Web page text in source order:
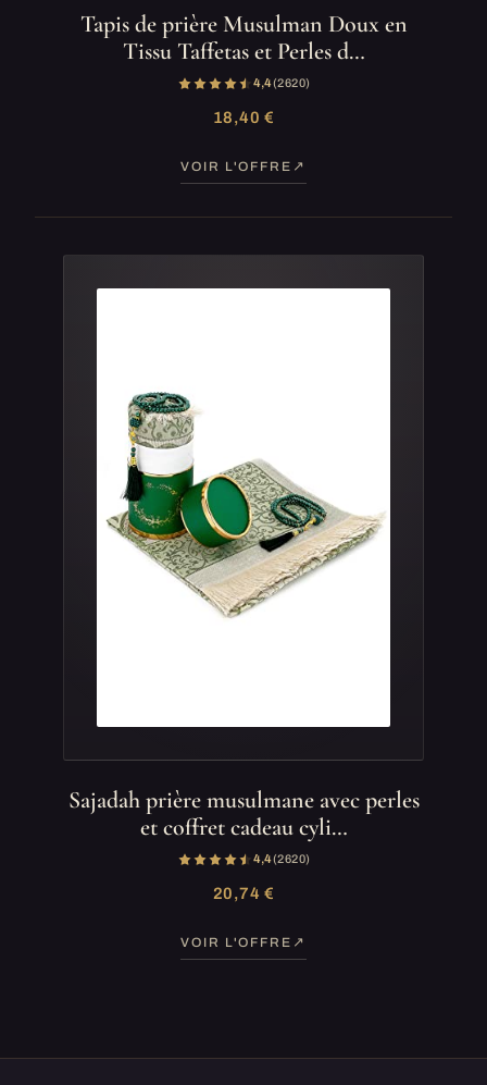
Tapis de prière Musulman Doux en
Tissu Taffetas et Perles d…
4,4(2 620)
18,40 €
VOIR L'OFFRE
Sajadah prière musulmane avec perles
et coffret cadeau cyli…
4,4(2 620)
20,74 €
VOIR L'OFFRE